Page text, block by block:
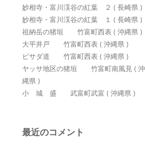
妙相寺・富川渓谷の紅葉 ２ ( 長崎県 )
妙相寺・富川渓谷の紅葉 １ ( 長崎県 )
祖納岳の猪垣 竹富町西表 ( 沖縄県 )
大平井戸 竹富町西表 ( 沖縄県 )
ピサダ道 竹富町西表 ( 沖縄県 )
ヤッサ地区の猪垣 竹富町南風見 ( 沖
縄県 )
小 城 盛 武富町武富 ( 沖縄県 )
最近のコメント